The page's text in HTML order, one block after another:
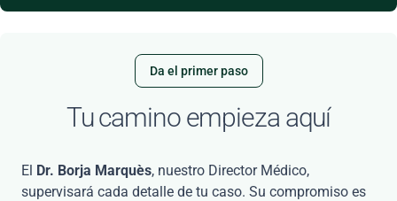
Da el primer paso
Tu camino empieza aquí
El Dr. Borja Marquès, nuestro Director Médico,
supervisará cada detalle de tu caso. Su compromiso es